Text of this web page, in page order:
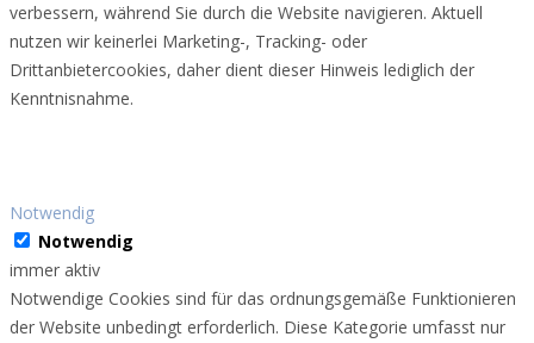
verbessern, während Sie durch die Website navigieren. Aktuell
nutzen wir keinerlei Marketing-, Tracking- oder
Drittanbietercookies, daher dient dieser Hinweis lediglich der
Kenntnisnahme.
Notwendig
Notwendig
immer aktiv
Notwendige Cookies sind für das ordnungsgemäße Funktionieren
der Website unbedingt erforderlich. Diese Kategorie umfasst nur